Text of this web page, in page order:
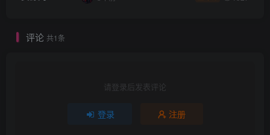
评论 共1条
请登录后发表评论
登录 注册